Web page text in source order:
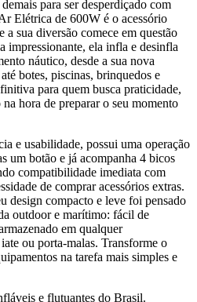
para ser desperdiçado com
Elétrica de 600W é o acessório
a sua diversão comece em questão
impressionante, ela infla e desinfla
náutico, desde a sua nova
botes, piscinas, brinquedos e
para quem busca praticidade,
hora de preparar o seu momento
e usabilidade, possui uma operação
um botão e já acompanha 4 bicos
compatibilidade imediata com
de comprar acessórios extras.
design compacto e leve foi pensado
outdoor e marítimo: fácil de
em qualquer
ou porta-malas. Transforme o
na tarefa mais simples e
e flutuantes do Brasil.